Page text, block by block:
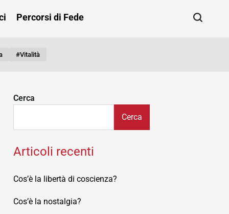
Percorsi di Fede
#vitalità
Cerca
Cerca
Articoli recenti
Cos’è la libertà di coscienza?
Cos’è la nostalgia?